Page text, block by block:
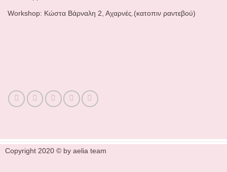
Workshop: Κώστα Βάρναλη 2, Αχαρνές.(κατοπιν ραντεβού)
Copyright 2020 © by aelia team